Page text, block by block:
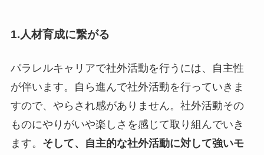
1.人材育成に繋がる
パラレルキャリアで社外活動を行うには、自主性
が伴います。自ら進んで社外活動を行っていきま
すので、やらされ感がありません。社外活動その
ものにやりがいや楽しさを感じて取り組んでいき
ます。 そして、自主的な社外活動に対して強いモ